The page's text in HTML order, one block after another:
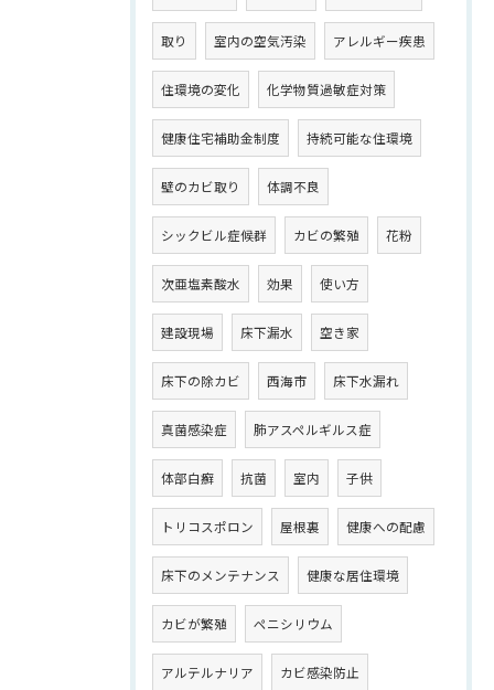
取り 室内の空気汚染 アレルギー疾患
住環境の変化 化学物質過敏症対策
健康住宅補助金制度 持続可能な住環境
壁のカビ取り 体調不良
シックビル症候群 カビの繁殖 花粉
次亜塩素酸水 効果 使い方
建設現場 床下漏水 空き家
床下の除カビ 西海市 床下水漏れ
真菌感染症 肺アスペルギルス症
体部白癬 抗菌 室内 子供
トリコスポロン 屋根裏 健康への配慮
床下のメンテナンス 健康な居住環境
カビが繁殖 ペニシリウム
アルテルナリア カビ感染防止